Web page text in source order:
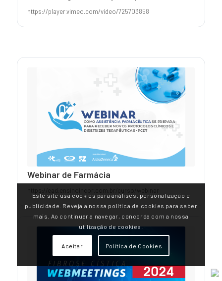
https://player.vimeo.com/video/725703858
Webinar de Farmácia
Este site usa cookies para análises, personalização e
publicidade. Reveja a nossa política de cookies para saber
mais. Ao continuar a navegar, concorda com a nossa
utilização de cookies.
Aceitar Política de Cookies